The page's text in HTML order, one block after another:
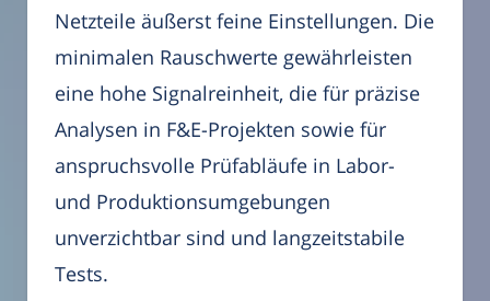
Netzteile äußerst feine Einstellungen. Die
minimalen Rauschwerte gewährleisten
eine hohe Signalreinheit, die für präzise
Analysen in F&E-Projekten sowie für
anspruchsvolle Prüfabläufe in Labor-
und Produktionsumgebungen
unverzichtbar sind und langzeitstabile
Tests.